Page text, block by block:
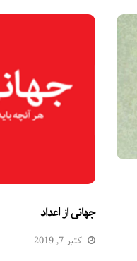
جهانی از اعداد
اکتبر 7, 2019